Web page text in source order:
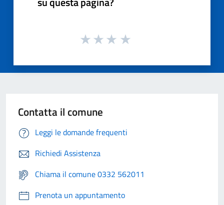
Contatta il comune
Leggi le domande frequenti
Richiedi Assistenza
Chiama il comune 0332 562011
Prenota un appuntamento